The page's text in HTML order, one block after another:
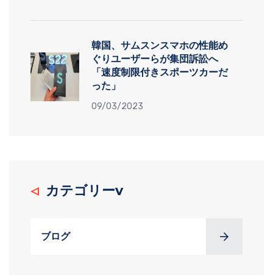
韓国、サムスンスマホの性能め
ぐりユーザーらが集団訴訟へ
「速度制限付きスポーツカーだ
った」
09/03/2023
カテゴリーv
ブログ